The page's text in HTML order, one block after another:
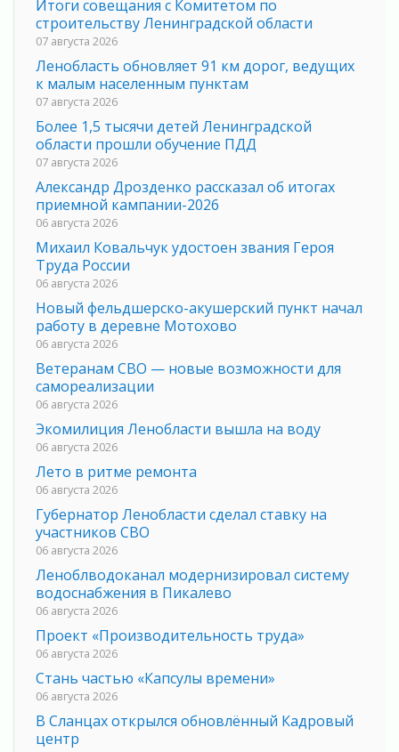
Итоги совещания с Комитетом по
строительству Ленинградской области
07 августа 2026
Ленобласть обновляет 91 км дорог, ведущих
к малым населенным пунктам
07 августа 2026
Более 1,5 тысячи детей Ленинградской
области прошли обучение ПДД
07 августа 2026
Александр Дрозденко рассказал об итогах
приемной кампании-2026
06 августа 2026
Михаил Ковальчук удостоен звания Героя
Труда России
06 августа 2026
Новый фельдшерско-акушерский пункт начал
работу в деревне Мотохово
06 августа 2026
Ветеранам СВО — новые возможности для
самореализации
06 августа 2026
Экомилиция Ленобласти вышла на воду
06 августа 2026
Лето в ритме ремонта
06 августа 2026
Губернатор Ленобласти сделал ставку на
участников СВО
06 августа 2026
Леноблводоканал модернизировал систему
водоснабжения в Пикалево
06 августа 2026
Проект «Производительность труда»
06 августа 2026
Стань частью «Капсулы времени»
06 августа 2026
В Сланцах открылся обновлённый Кадровый
центр